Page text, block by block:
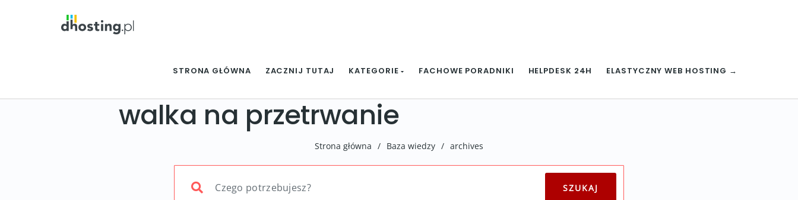
STRONA GŁÓWNA ZACZNIJ TUTAJ KATEGORIE FACHOWE PORADNIKI HELPDESK 24H ELASTYCZNY WEB HOSTING →
walka na przetrwanie
Strona główna / Baza wiedzy / archives